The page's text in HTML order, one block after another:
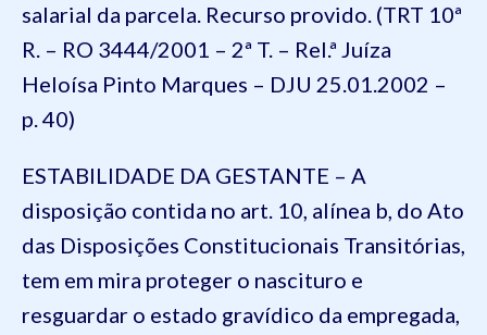
salarial da parcela. Recurso provido. (TRT 10ª
R. – RO 3444/2001 – 2ª T. – Rel.ª Juíza
Heloísa Pinto Marques – DJU 25.01.2002 –
p. 40)
ESTABILIDADE DA GESTANTE – A
disposição contida no art. 10, alínea b, do Ato
das Disposições Constitucionais Transitórias,
tem em mira proteger o nascituro e
resguardar o estado gravídico da empregada,